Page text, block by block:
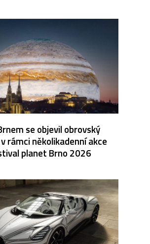
se objevil obrovský
rámci několikadenní akce
planet Brno 2026